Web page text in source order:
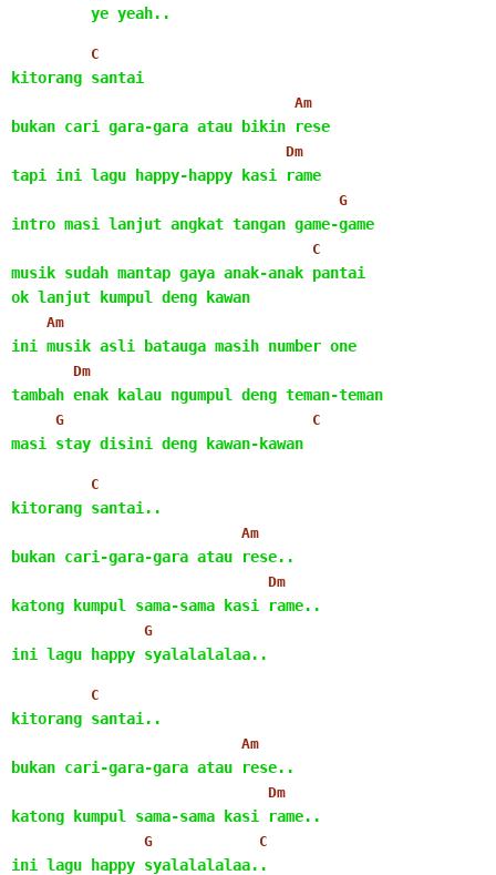
         ye yeah..
C
kitorang santai
Am
bukan cari gara-gara atau bikin rese
Dm
tapi ini lagu happy-happy kasi rame
G
intro masi lanjut angkat tangan game-game
C
musik sudah mantap gaya anak-anak pantai
ok lanjut kumpul deng kawan
Am
ini musik asli batauga masih number one
Dm
tambah enak kalau ngumpul deng teman-teman
G C
masi stay disini deng kawan-kawan
C
kitorang santai..
Am
bukan cari-gara-gara atau rese..
Dm
katong kumpul sama-sama kasi rame..
G
ini lagu happy syalalalalaa..
C
kitorang santai..
Am
bukan cari-gara-gara atau rese..
Dm
katong kumpul sama-sama kasi rame..
G C
ini lagu happy syalalalalaa..